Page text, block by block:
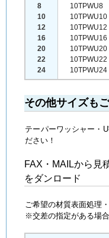
8
10
12
16
20
22
24
10TPWU8
10TPWU10
10TPWU12
10TPWU16
10TPWU20
10TPWU22
10TPWU24
その他サイズも
テーパーワッシャー・
ださい！
FAX・MAILから
をダンロード
ご希望の材質表面処理
※交差の指定がある場